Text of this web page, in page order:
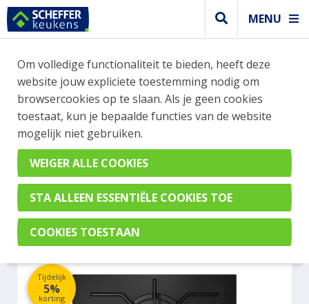
MENU
WEBSHOP BESTELLINGEN
Je kan tijdelijk geen bestelling plaatsen. Wil je je
vast oriënteren? Vergelijk eenvoudig apparaten
en merken met elkaar. Klik hier voor meer
informatie.
Kookplaat
MIELE CS7102-1
Tijdelijk
5%
korting
Om volledige functionaliteit te bieden, heeft deze
website jouw expliciete toestemming nodig om
browsercookies op te slaan. Als je geen cookies
toestaat, kun je bepaalde functies van de website
mogelijk niet gebruiken.